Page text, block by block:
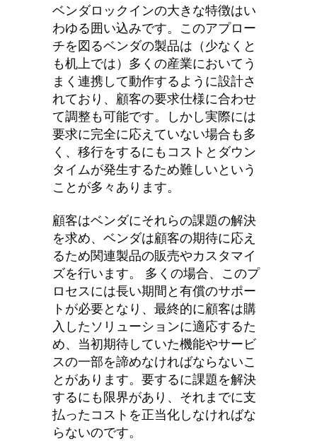
ベンダロックインの大きな特徴はい
わゆる囲い込みです。このアプロー
チを図るベンダの製品は（少なくと
も机上では）多くの産業においてう
まく連携して動作するように設計さ
れており、顧客の要求仕様に合わせ
て調整も可能です。しかし実際には
要求に完全に応えていない場合も多
く、移行をするにもコストとダウン
タイムが発生するため難しいという
ことが多々あります。
顧客はベンダにそれらの課題の解決
を求め、ベンダは顧客の期待に応え
るため関連製品の販売やカスタマイ
ズを行います。 多くの場合、このプ
ロセスには長い期間と有償のサポー
トが必要となり、最終的に顧客は購
入したソリューションに適応するた
め、当初期待していた機能やサービ
スの一部を諦めなければならないこ
とがあります。要するに課題を解決
するにも限界があり、それまでに支
払ったコストを正当化しなければな
らないのです。